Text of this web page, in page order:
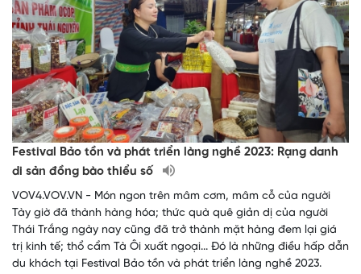
Festival Bảo tồn và phát triển làng nghề 2023: Rạng danh
di sản đồng bào thiểu số
VOV4.VOV.VN - Món ngon trên mâm cơm, mâm cỗ của người
Tày giờ đã thành hàng hóa; thức quà quê giản dị của người
Thái Trắng ngày nay cũng đã trở thành mặt hàng đem lại giá
trị kinh tế; thổ cẩm Tà Ôi xuất ngoại... Đó là những điều hấp dẫn
du khách tại Festival Bảo tồn và phát triển làng nghề 2023.